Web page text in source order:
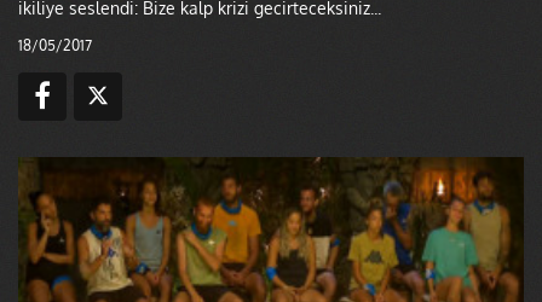
ikiliye seslendi: Bize kalp krizi gecirteceksiniz...
18/05/2017